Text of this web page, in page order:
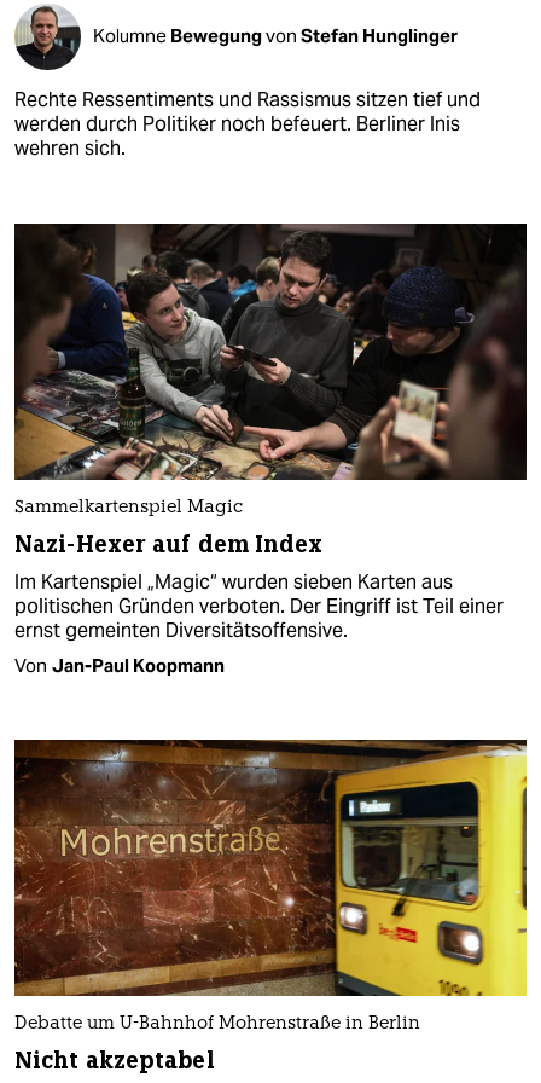
Kolumne Bewegungvon Stefan Hunglinger
Rechte Ressentiments und Rassismus sitzen tief und
werden durch Politiker noch befeuert. Berliner Inis
wehren sich.
Sammelkartenspiel Magic
Nazi-Hexer auf dem Index
Im Kartenspiel „Magic“ wurden sieben Karten aus
politischen Gründen verboten. Der Eingriff ist Teil einer
ernst gemeinten Diversitätsoffensive.
Von Jan-Paul Koopmann
Debatte um U-Bahnhof Mohrenstraße in Berlin
Nicht akzeptabel